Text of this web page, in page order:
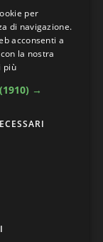
per la mostra
audio 32-bit
per
di navigazione.
acconsenti a
la nostra
più
(1910) →